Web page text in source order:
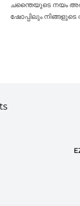
ചന്തൈയുടെ നയം
ഷോപ്പിലും